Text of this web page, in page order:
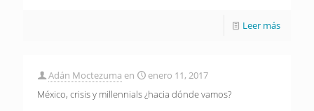
Leer más
Adán Moctezuma en
enero 11, 2017
México, crisis y millennials ¿hacia dónde vamos?